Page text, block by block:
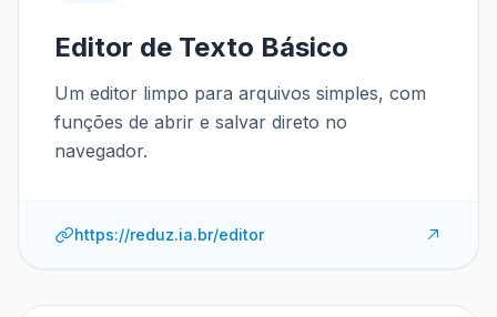
Editor de Texto Básico
Um editor limpo para arquivos simples, com
funções de abrir e salvar direto no
navegador.
https://reduz.ia.br/editor